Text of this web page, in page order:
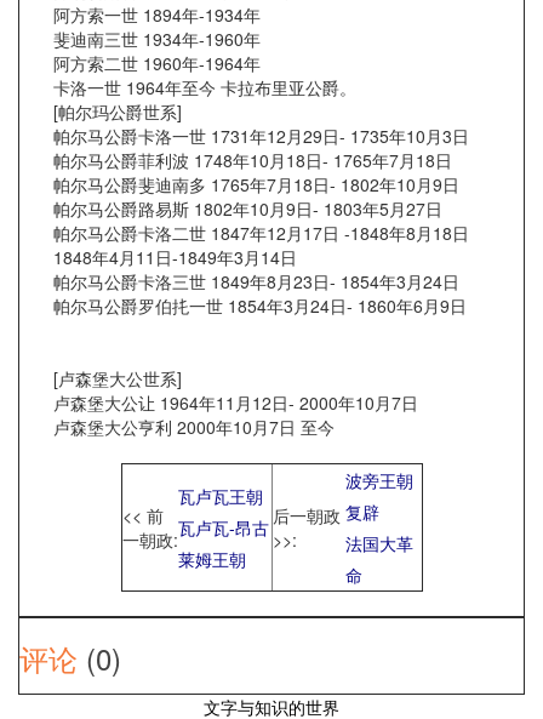
阿方索一世 1894年-1934年
斐迪南三世 1934年-1960年
阿方索二世 1960年-1964年
卡洛一世 1964年至今 卡拉布里亚公爵。
[帕尔玛公爵世系]
帕尔马公爵卡洛一世 1731年12月29日- 1735年10月3日
帕尔马公爵菲利波 1748年10月18日- 1765年7月18日
帕尔马公爵斐迪南多 1765年7月18日- 1802年10月9日
帕尔马公爵路易斯 1802年10月9日- 1803年5月27日
帕尔马公爵卡洛二世 1847年12月17日 -1848年8月18日
1848年4月11日-1849年3月14日
帕尔马公爵卡洛三世 1849年8月23日- 1854年3月24日
帕尔马公爵罗伯扥一世 1854年3月24日- 1860年6月9日
[卢森堡大公世系]
卢森堡大公让 1964年11月12日- 2000年10月7日
卢森堡大公亨利 2000年10月7日 至今
<< 前
一朝政:
瓦卢瓦王朝
瓦卢瓦-昂古
莱姆王朝
后一朝政
>>:
波旁王朝
复辟
法国大革
命
评论 (0)
文字与知识的世界